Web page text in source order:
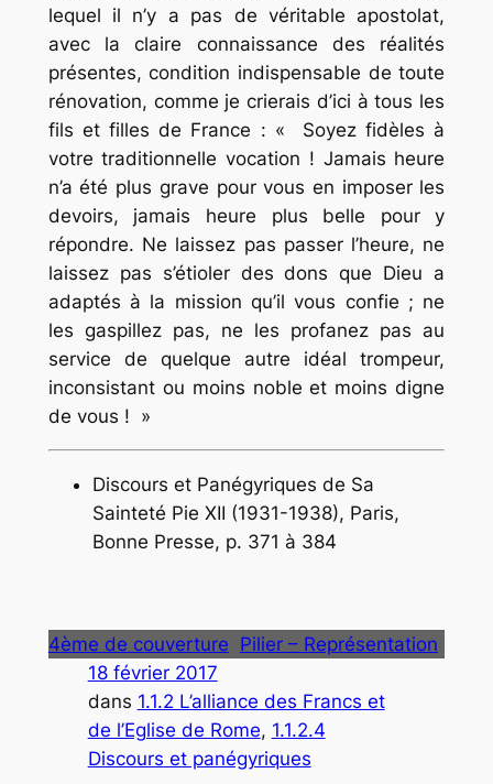
lequel il n’y a pas de véritable apostolat,
avec la claire connaissance des réalités
présentes, condition indispensable de toute
rénovation, comme je crierais d’ici à tous les
fils et filles de France : « Soyez fidèles à
votre traditionnelle vocation ! Jamais heure
n’a été plus grave pour vous en imposer les
devoirs, jamais heure plus belle pour y
répondre. Ne laissez pas passer l’heure, ne
laissez pas s’étioler des dons que Dieu a
adaptés à la mission qu’il vous confie ; ne
les gaspillez pas, ne les profanez pas au
service de quelque autre idéal trompeur,
inconsistant ou moins noble et moins digne
de vous ! »
Discours et Panégyriques de Sa
Sainteté Pie XII (1931-1938), Paris,
Bonne Presse, p. 371 à 384
4ème de couverture Pilier – Représentation
18 février 2017
dans 1.1.2 L’alliance des Francs et
de l’Eglise de Rome, 1.1.2.4
Discours et panégyriques